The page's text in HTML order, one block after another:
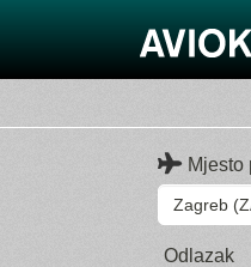
Mjesto
Odlazak